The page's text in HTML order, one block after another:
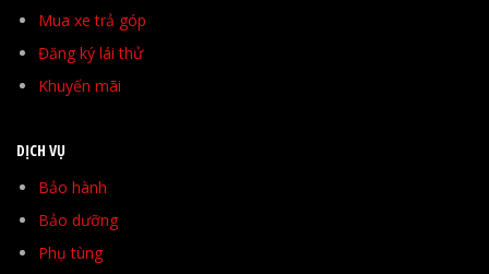
Mua xe trả góp
Đăng ký lái thử
Khuyến mãi
DỊCH VỤ
Bảo hành
Bảo dưỡng
Phụ tùng